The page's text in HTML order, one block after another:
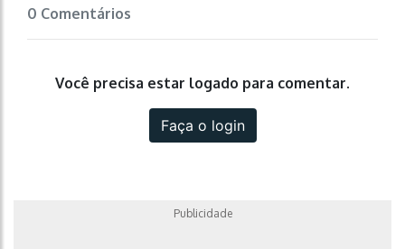
0 Comentários
Você precisa estar logado para comentar.
Faça o login
Publicidade